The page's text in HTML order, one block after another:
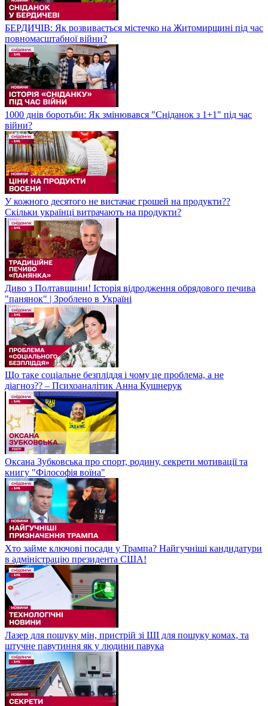
БЕРДИЧІВ: Як розвивається містечко на Житомирщині під час
повномасштабної війни?
1000 днів боротьби: Як змінювався "Сніданок з 1+1" під час
війни?
У кожного десятого не вистачає грошей на продукти??
Скільки українці витрачають на продукти?
Диво з Полтавщини! Історія відродження обрядового печива
"панянок" | Зроблено в Україні
Що таке соціальне безпліддя і чому це проблема, а не
діагноз?? – Психоаналітик Анна Кушнерук
Оксана Зубковська про спорт, родину, секрети мотивації та
книгу "Філософія воїна"
Хто займе ключові посади у Трампа? Найгучніші кандидатури
в адміністрацію президента США!
Лазер для пошуку мін, пристрій зі ШІ для пошуку комах, та
штучне павутиння як у людини павука